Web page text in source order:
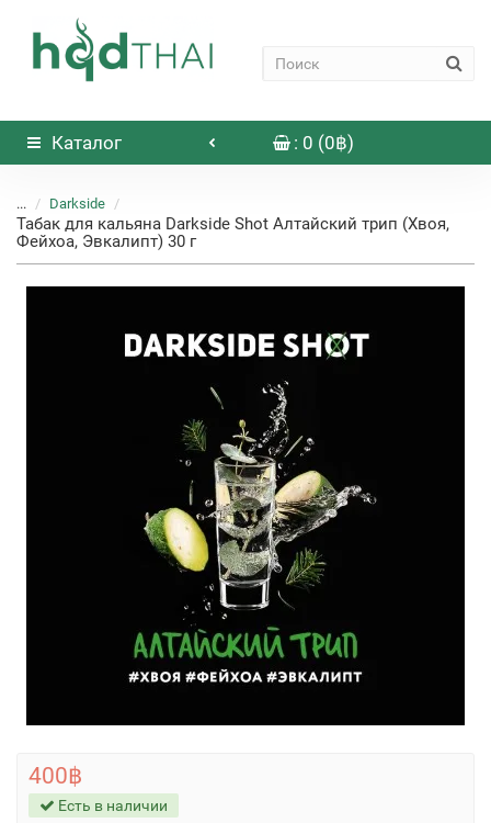
Каталог : 0 (0฿)
... Darkside
Табак для кальяна Darkside Shot Алтайский трип (Хвоя,
Фейхоа, Эвкалипт) 30 г
400฿
Есть в наличии